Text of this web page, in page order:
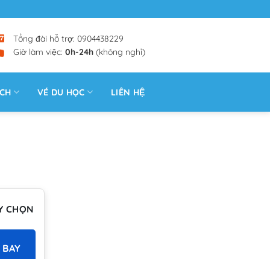
Tổng đài hỗ trợ: 0904438229
Giờ làm việc: 0h-24h (không nghỉ)
VÉ DU HỌC LIÊN HỆ
CHỌN